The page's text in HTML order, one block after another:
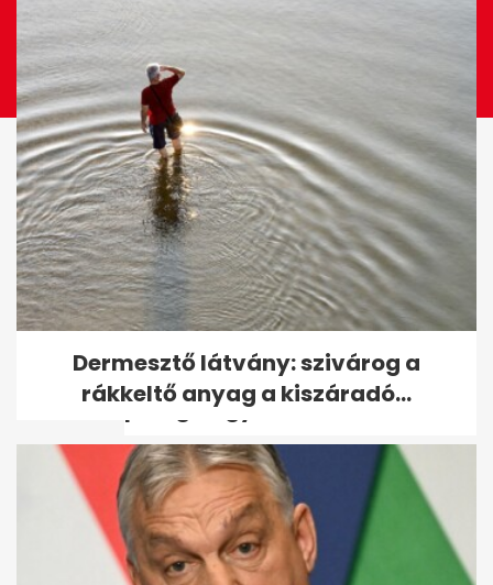
Szeptemberi horoszkóp: a
rettegés veszi át a hatalmat,
pedig nagy...
Dermesztő látvány: szivárog a
rákkeltő anyag a kiszáradó...